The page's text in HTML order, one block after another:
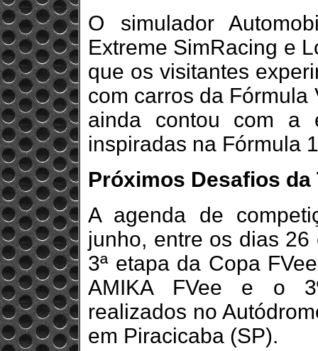
O simulador
Extreme SimRacing e
que os visitantes
com carros da Fórmula
ainda contou com a
inspiradas na Fórmula
Próximos Desafios da
A agenda de
junho, entre os dias
3ª etapa da Copa
AMIKA FVee e o
realizados no
em Piracicaba (SP).